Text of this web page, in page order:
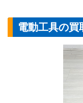
電動工具の買